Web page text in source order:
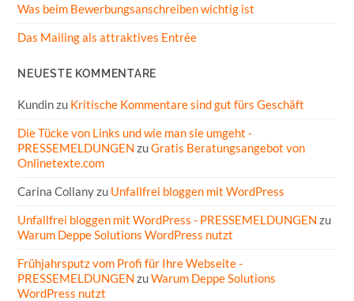
Was beim Bewerbungsanschreiben wichtig ist
Das Mailing als attraktives Entrée
NEUESTE KOMMENTARE
Kundinzu Kritische Kommentare sind gut fürs Geschäft
Die Tücke von Links und wie man sie umgeht -
PRESSEMELDUNGEN zuGratis Beratungsangebot von
Onlinetexte.com
Carina Collanyzu Unfallfrei bloggen mit WordPress
Unfallfrei bloggen mit WordPress - PRESSEMELDUNGEN zu
Warum Deppe Solutions WordPress nutzt
Frühjahrsputz vom Profi für Ihre Webseite -
PRESSEMELDUNGEN zuWarum Deppe Solutions
WordPress nutzt